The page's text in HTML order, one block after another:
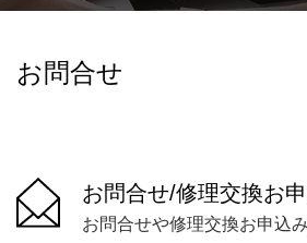
お問合せ
お問合せ/修理交換お
お問合せや修理交換お申込